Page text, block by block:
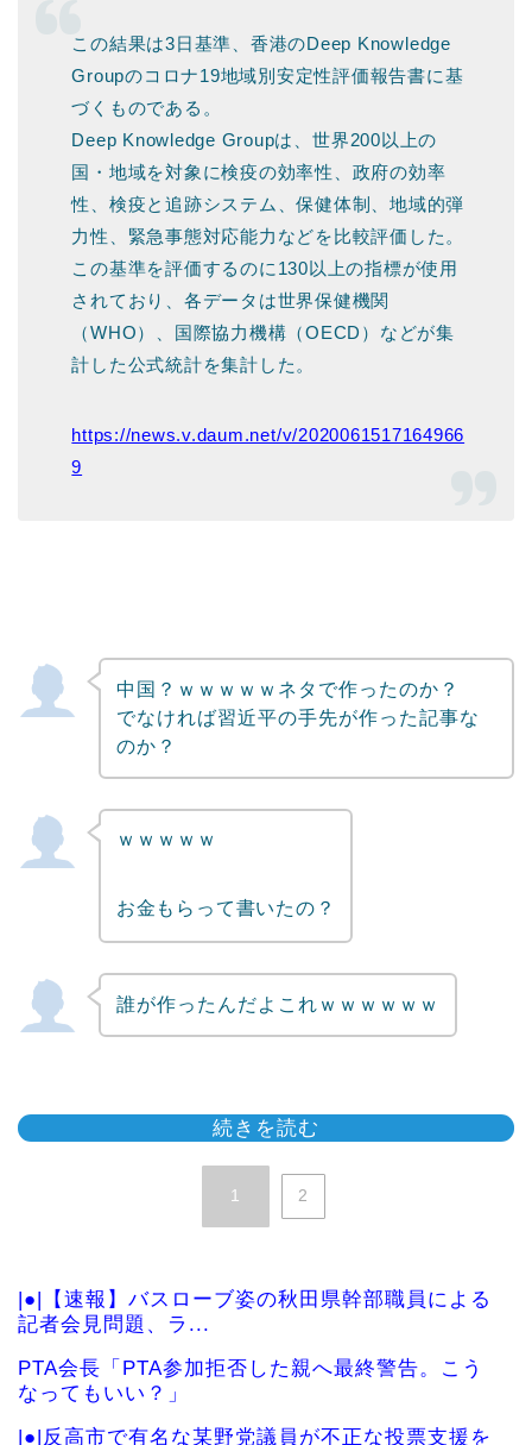
この結果は3日基準、香港のDeep Knowledge
Groupのコロナ19地域別安定性評価報告書に基
づくものである。
Deep Knowledge Groupは、世界200以上の
国・地域を対象に検疫の効率性、政府の効率
性、検疫と追跡システム、保健体制、地域的弾
力性、緊急事態対応能力などを比較評価した。
この基準を評価するのに130以上の指標が使用
されており、各データは世界保健機関
（WHO）、国際協力機構（OECD）などが集
計した公式統計を集計した。
https://news.v.daum.net/v/2020061517164966
9
中国？ｗｗｗｗｗネタで作ったのか？
でなければ習近平の手先が作った記事な
のか？
ｗｗｗｗｗ
お金もらって書いたの？
誰が作ったんだよこれｗｗｗｗｗｗ
続きを読む
1 2
|●|【速報】バスローブ姿の秋田県幹部職員による
記者会見問題、ラ...
PTA会長「PTA参加拒否した親へ最終警告。こう
なってもいい？」
|●|反高市で有名な某野党議員が不正な投票支援を